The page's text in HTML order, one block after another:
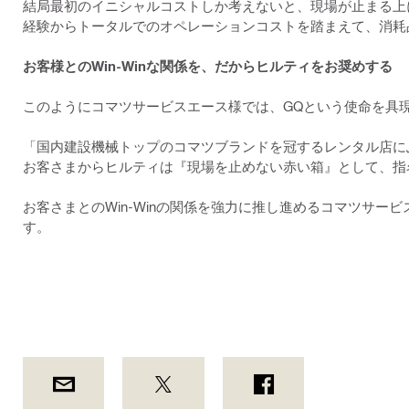
結局最初のイニシャルコストしか考えないと、現場が止まる
経験からトータルでのオペレーションコストを踏まえて、消
お客様とのWin-Winな関係を、だからヒルティをお奨めする
このようにコマツサービスエース様では、GQという使命を
「国内建設機械トップのコマツブランドを冠するレンタル
お客さまからヒルティは『現場を止めない赤い箱』として、
お客さまとのWin-Winの関係を強力に推し進めるコマツサー
す。